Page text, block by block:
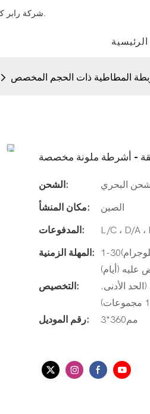
المطاطية ذات الحجم المخصص
- أشرطة ملونة مخصصة
الشحن: البحري
مكان المنشأ: الصين
المدفوعات:
المهلة الزمنية:
1-30(كيلوجرام):5(أيام)،31-300(كيلوجرام):7(أيام)،301-
التخصيص:
الجرافيك (الحد الأدنى.
رقم الموديل:
مم360*3